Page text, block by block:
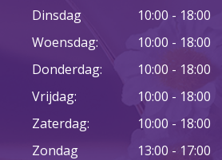
Fictie
Geweest
Geweest
Dinsdag
Woensdag:
Donderdag:
Vrijdag:
Zaterdag:
Zondag
10:00 - 18:00
10:00 - 18:00
10:00 - 18:00
10:00 - 18:00
10:00 - 18:00
13:00 - 17:00